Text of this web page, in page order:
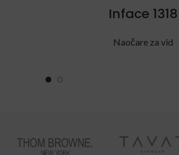
Inface 1318
Naočare za vid